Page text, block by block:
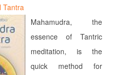
Tantra
Mahamudra, the
essence of Tantric
meditation, is the
quick method for